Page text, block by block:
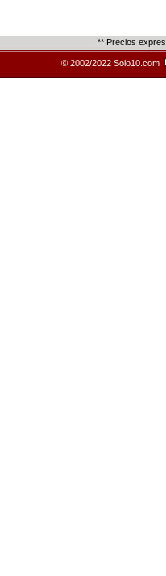
** Precios
© 2002/2022 Solo10.com